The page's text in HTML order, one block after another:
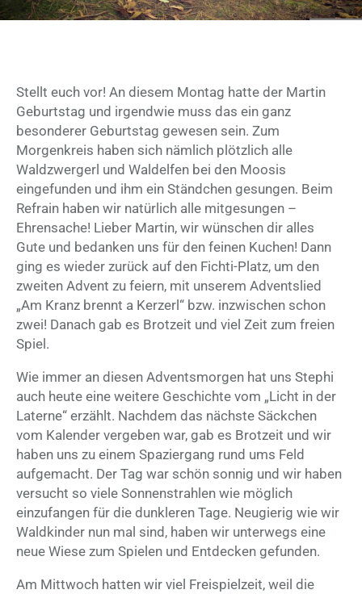
Stellt euch vor! An diesem Montag hatte der Martin
Geburtstag und irgendwie muss das ein ganz
besonderer Geburtstag gewesen sein. Zum
Morgenkreis haben sich nämlich plötzlich alle
Waldzwergerl und Waldelfen bei den Moosis
eingefunden und ihm ein Ständchen gesungen. Beim
Refrain haben wir natürlich alle mitgesungen –
Ehrensache! Lieber Martin, wir wünschen dir alles
Gute und bedanken uns für den feinen Kuchen! Dann
ging es wieder zurück auf den Fichti-Platz, um den
zweiten Advent zu feiern, mit unserem Adventslied
„Am Kranz brennt a Kerzerl“ bzw. inzwischen schon
zwei! Danach gab es Brotzeit und viel Zeit zum freien
Spiel.
Wie immer an diesen Adventsmorgen hat uns Stephi
auch heute eine weitere Geschichte vom „Licht in der
Laterne“ erzählt. Nachdem das nächste Säckchen
vom Kalender vergeben war, gab es Brotzeit und wir
haben uns zu einem Spaziergang rund ums Feld
aufgemacht. Der Tag war schön sonnig und wir haben
versucht so viele Sonnenstrahlen wie möglich
einzufangen für die dunkleren Tage. Neugierig wie wir
Waldkinder nun mal sind, haben wir unterwegs eine
neue Wiese zum Spielen und Entdecken gefunden.
Am Mittwoch hatten wir viel Freispielzeit, weil die